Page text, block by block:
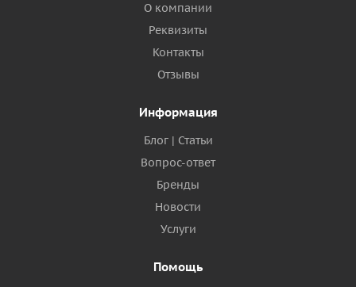
О компании
Реквизиты
Контакты
Отзывы
Информация
Блог | Статьи
Вопрос-ответ
Бренды
Новости
Услуги
Помощь